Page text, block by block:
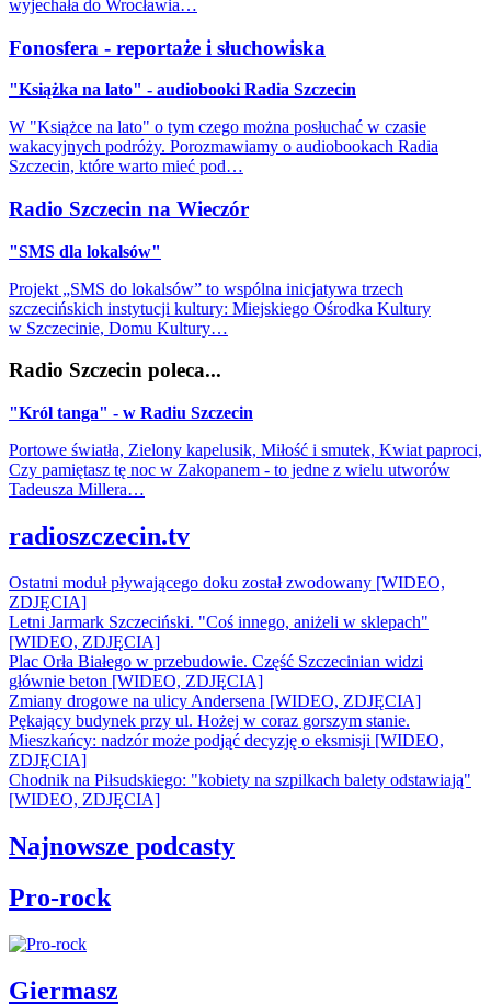
wyjechała do Wrocławia…
Fonosfera - reportaże i słuchowiska
"Książka na lato" - audiobooki Radia Szczecin
W "Książce na lato" o tym czego można posłuchać w czasie
wakacyjnych podróży. Porozmawiamy o audiobookach Radia
Szczecin, które warto mieć pod…
Radio Szczecin na Wieczór
"SMS dla lokalsów"
Projekt „SMS do lokalsów” to wspólna inicjatywa trzech
szczecińskich instytucji kultury: Miejskiego Ośrodka Kultury
w Szczecinie, Domu Kultury…
Radio Szczecin poleca...
"Król tanga" - w Radiu Szczecin
Portowe światła, Zielony kapelusik, Miłość i smutek, Kwiat paproci,
Czy pamiętasz tę noc w Zakopanem - to jedne z wielu utworów
Tadeusza Millera…
radioszczecin.tv
Ostatni moduł pływającego doku został zwodowany [WIDEO,
ZDJĘCIA]
Letni Jarmark Szczeciński. "Coś innego, aniżeli w sklepach"
[WIDEO, ZDJĘCIA]
Plac Orła Białego w przebudowie. Część Szczecinian widzi
głównie beton [WIDEO, ZDJĘCIA]
Zmiany drogowe na ulicy Andersena [WIDEO, ZDJĘCIA]
Pękający budynek przy ul. Hożej w coraz gorszym stanie.
Mieszkańcy: nadzór może podjąć decyzję o eksmisji [WIDEO,
ZDJĘCIA]
Chodnik na Piłsudskiego: "kobiety na szpilkach balety odstawiają"
[WIDEO, ZDJĘCIA]
Najnowsze podcasty
Pro-rock
Giermasz